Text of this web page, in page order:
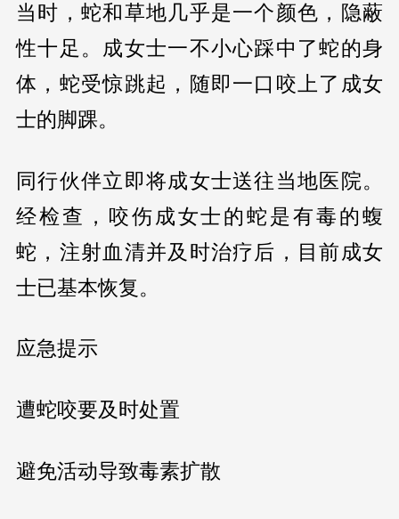
当时，蛇和草地几乎是一个颜色，隐蔽
性十足。成女士一不小心踩中了蛇的身
体，蛇受惊跳起，随即一口咬上了成女
士的脚踝。
同行伙伴立即将成女士送往当地医院。
经检查，咬伤成女士的蛇是有毒的蝮
蛇，注射血清并及时治疗后，目前成女
士已基本恢复。
应急提示
遭蛇咬要及时处置
避免活动导致毒素扩散